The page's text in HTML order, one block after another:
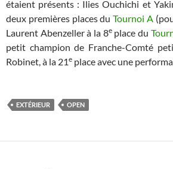
étaient présents : Ilies Ouchichi et
deux premières places duTournoi A
Laurent Abenzeller à la 8eplace du
petit champion de Franche-Comté
Robinet, à la 21e place avec une
EXTÉRIEUR OPEN